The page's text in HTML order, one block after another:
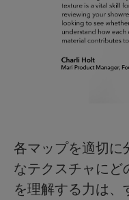
各マップを適切に
なテクスチャにど
を理解する力は、